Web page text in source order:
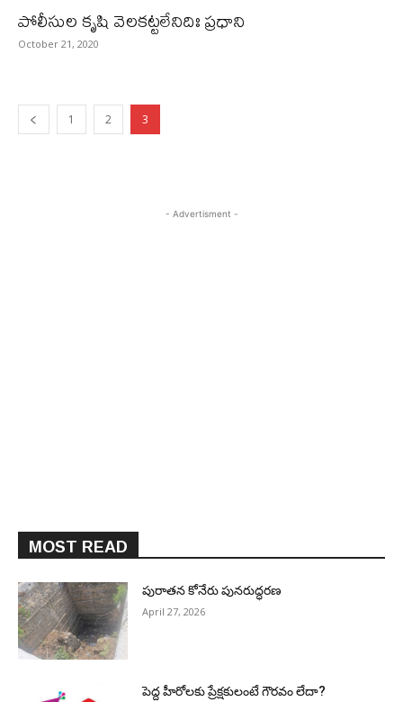
పోలీసుల కృషి వెలకట్టలేనిదిః ప్రధాని
October 21, 2020
1 2 3
- Advertisment -
MOST READ
పురాత‌న కోనేరు పున‌రుద్ధ‌ర‌ణ
April 27, 2026
పెద్ద హీరోల‌కు ప్రేక్ష‌కులంటే గౌర‌వం లేదా?